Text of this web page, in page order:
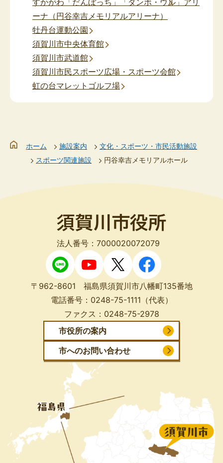
すかがわ「だんぼっち」「ダンボ・ウル」アリ
ーナ（円谷幸吉メモリアルアリーナ）
牡丹台運動公園
須賀川市中央体育館
須賀川市武道館
須賀川市民スポーツ広場・スポーツ会館
虹の台マレットゴルフ場
ホーム 施設案内
文化・スポーツ・市民活動施設
スポーツ関連施設
円谷幸吉メモリアルホール
法人番号：7000020072079
〒962-8601 福島県須賀川市八幡町135番地
電話番号： 0248-75-1111 （代表）
ファクス： 0248-75-2978
市役所の案内
市へのお問い合わせ